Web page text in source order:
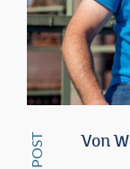
Von
POST